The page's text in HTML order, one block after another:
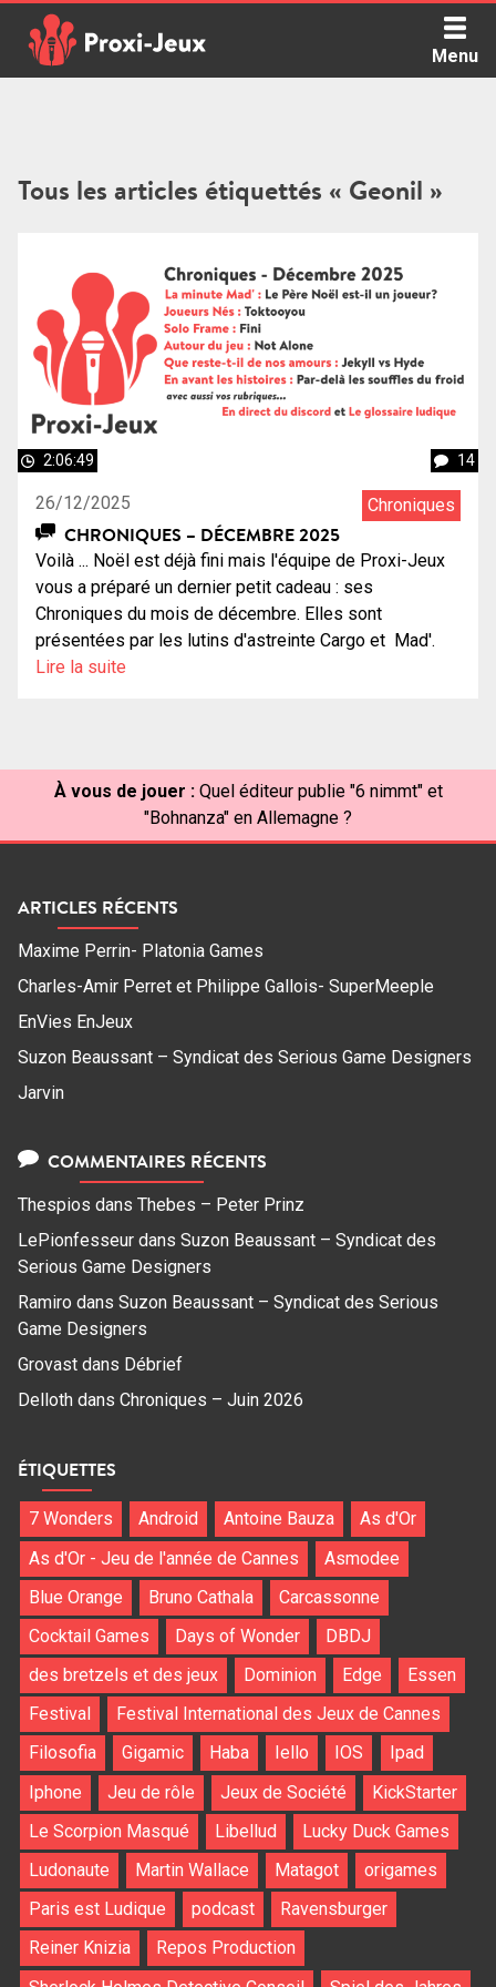
content
Menu
Tous les articles étiquettés « Geonil »
2:06:49 14
26/12/2025 Chroniques
CHRONIQUES – DÉCEMBRE 2025
Voilà ... Noël est déjà fini mais l'équipe de Proxi-Jeux
vous a préparé un dernier petit cadeau : ses
Chroniques du mois de décembre. Elles sont
présentées par les lutins d'astreinte Cargo et Mad'.
Lire la suite
À vous de jouer : Quel éditeur publie "6 nimmt" et
"Bohnanza" en Allemagne ?
ARTICLES RÉCENTS
Maxime Perrin- Platonia Games
Charles-Amir Perret et Philippe Gallois- SuperMeeple
EnVies EnJeux
Suzon Beaussant – Syndicat des Serious Game Designers
Jarvin
COMMENTAIRES RÉCENTS
Thespios dans Thebes – Peter Prinz
LePionfesseur dans Suzon Beaussant – Syndicat des
Serious Game Designers
Ramiro dans Suzon Beaussant – Syndicat des Serious
Game Designers
Grovast dans Débrief
Delloth dans Chroniques – Juin 2026
ÉTIQUETTES
7 Wonders Android Antoine Bauza
As d'Or
As d'Or - Jeu de l'année de Cannes
Asmodee
Blue Orange
Bruno Cathala
Carcassonne
Cocktail Games
Days of Wonder
DBDJ
des bretzels et des jeux
Dominion Edge
Essen
Festival
Festival International des Jeux de Cannes
Filosofia
Gigamic Haba Iello IOS
Ipad
Iphone
Jeu de rôle Jeux de Société
KickStarter
Le Scorpion Masqué
Libellud
Lucky Duck Games
Ludonaute
Martin Wallace Matagot
origames
Paris est Ludique
podcast
Ravensburger
Reiner Knizia
Repos Production